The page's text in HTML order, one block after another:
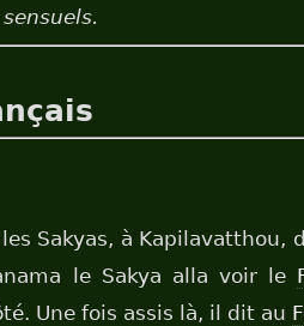
Sakyas, à Kapilavatthou,
le Sakya alla voir le
Une fois assis là, il dit au